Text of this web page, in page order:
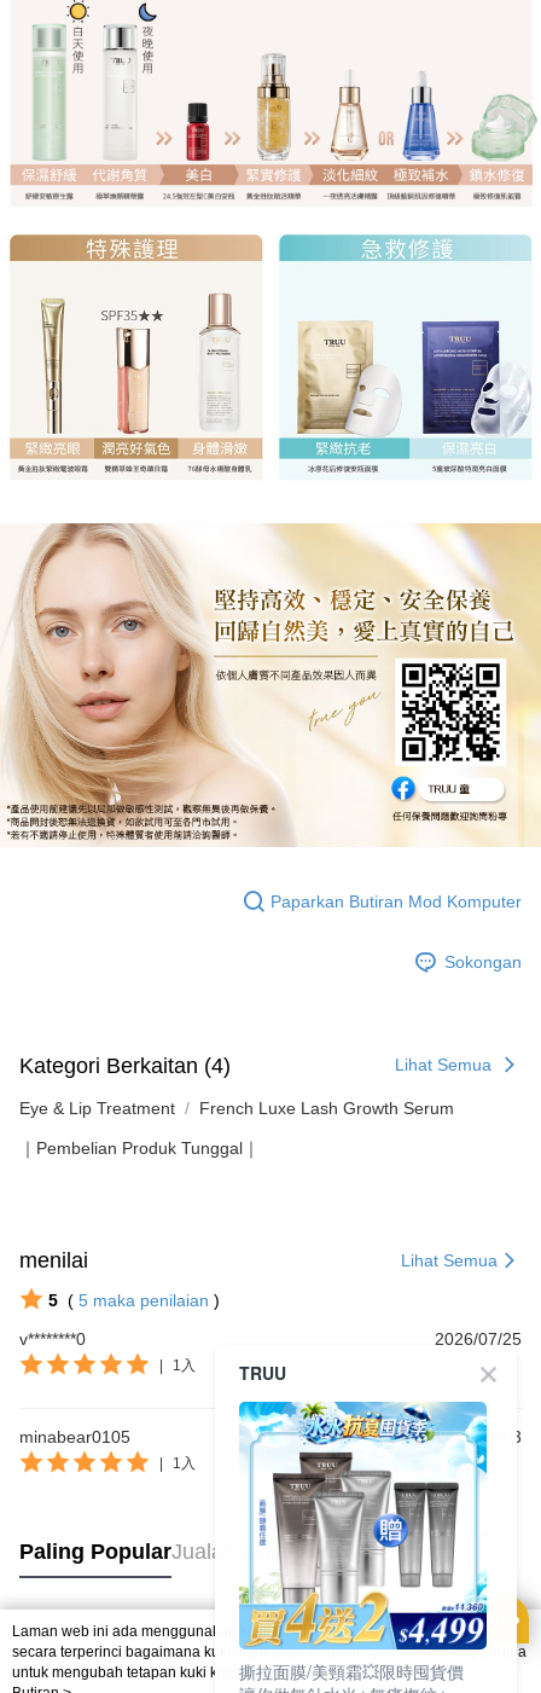
Paparkan Butiran Mod Komputer
Sokongan
Kategori Berkaitan (4) Lihat Semua
Eye & Lip Treatment French Luxe Lash Growth Serum
｜Pembelian Produk Tunggal｜
menilai Lihat Semua
5 ( 5 maka penilaian )
v********0
2026/07/25
1入
minabear0105 2025/11/03
1入
Paling PopularJualan paling laris
Tag Popular
Laman web ini ada menggunakan kuki. Sekiranya anda ingin mengetahui
secara terperinci bagaimana kuki digunakan di laman web ini, dan bagaimana
untuk mengubah tetapan kuki komputer anda. Jika anda tidak mahu
TRUU
撕拉面膜/美頸霜💥限時囤貨價